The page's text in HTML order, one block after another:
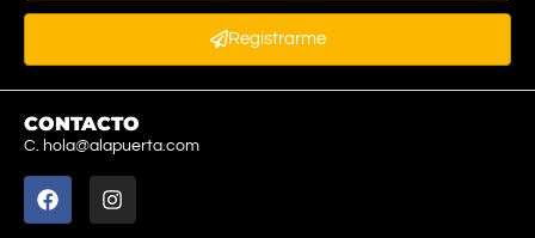
Registrarme
CONTACTO
C. hola@alapuerta.com